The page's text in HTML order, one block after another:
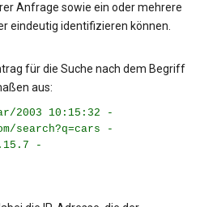
Anfrage sowie ein oder mehrere
eindeutig identifizieren können.
für die Suche nach dem Begriff
aus:
2003 10:15:32 -
search?q=cars -
-